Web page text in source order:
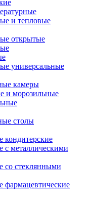
и тепловые
открытые
универсальные
камеры
и морозильные
столы
металлическими
стеклянными